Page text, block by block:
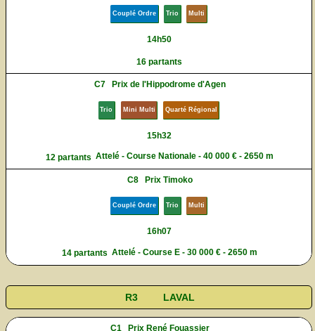
Couplé Ordre Trio Multi
14h50
16 partants
C7 Prix de l'Hippodrome d'Agen
Trio Mini Multi Quarté Régional
15h32
12 partants Attelé - Course Nationale - 40 000 € - 2650 m
C8 Prix Timoko
Couplé Ordre Trio Multi
16h07
14 partants Attelé - Course E - 30 000 € - 2650 m
R3 LAVAL
C1 Prix René Fouassier